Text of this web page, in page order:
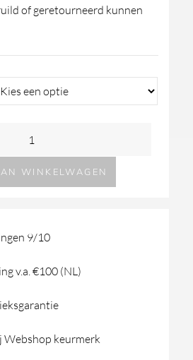
of geretourneerd kunnen
WINKELWAGEN
9/10
v.a. €100 (NL)
Webshop keurmerk